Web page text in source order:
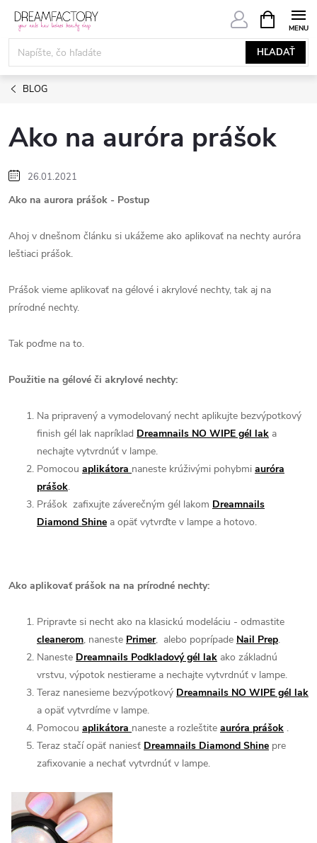
Prejsť
obsah
HĽADAŤ
KOŠÍK
BLOG
Ako na auróra prášok
26.01.2021
Ako na aurora prášok - Postup
Ahoj v dnešnom článku si ukážeme ako aplikovať na nechty auróra
leštiaci prášok.
Prášok vieme aplikovať na gélové i akrylové nechty, tak aj na
prírodné nechty.
Tak poďme na to.
Použitie na gélové či akrylové nechty:
Na pripravený a vymodelovaný necht aplikujte bezvýpotkový
finish gél lak napríklad Dreamnails NO WIPE gél lak a
nechajte vytvrdnúť v lampe.
Pomocou aplikátora naneste krúživými pohybmi auróra
prášok.
Prášok zafixujte záverečným gél lakom Dreamnails
Diamond Shine a opäť vytvrďte v lampe a hotovo.
Ako aplikovať prášok na na prírodné nechty:
Pripravte si necht ako na klasickú modeláciu - odmastite
cleanerom, naneste Primer, alebo poprípade Nail Prep.
Naneste Dreamnails Podkladový gél lak ako základnú
vrstvu, výpotok nestierame a nechajte vytvrdnúť v lampe.
Teraz nanesieme bezvýpotkový Dreamnails NO WIPE gél lak
a opäť vytvrdíme v lampe.
Pomocou aplikátora naneste a rozleštite auróra prášok .
Teraz stačí opäť naniesť Dreamnails Diamond Shine pre
zafixovanie a nechať vytvrdnúť v lampe.